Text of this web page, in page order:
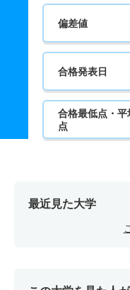
偏差値
合格発表日
合格最低点・平
点
最近見た大学